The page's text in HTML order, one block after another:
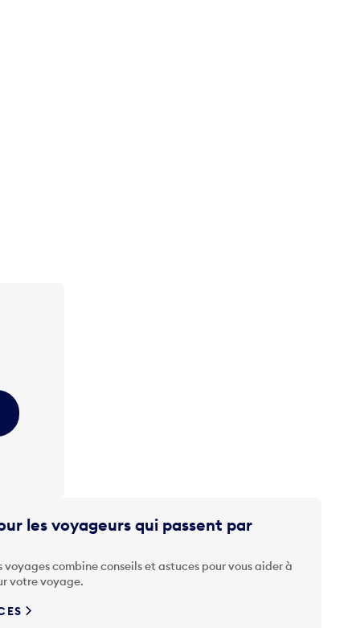
les voyageurs qui passent par
combine conseils et astuces pour vous aider à
votre voyage.